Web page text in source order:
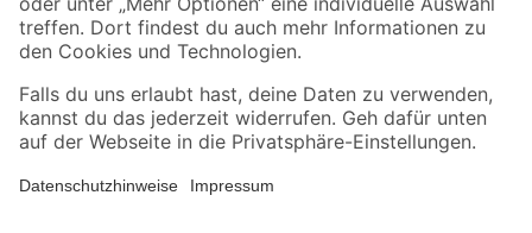
Alle Preisangaben in EUR inkl. gesetzl. MwSt.. Die dargestellten Angebote sind unter
Umständen nicht in allen Märkten verfügbar. Die angegebenen Verfügbarkeiten beziehen
sich auf den unter "Mein Markt" ausgewählten toom Baumarkt. Alle Angebote und
*Paketversand ab 59 € versandkostenfrei, gilt nicht für Artikel mit Speditionsversand, hier
fallen zusätzliche Versandkosten an.